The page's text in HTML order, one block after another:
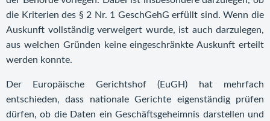
die Kriterien des § 2 Nr. 1 GeschGehG erfüllt sind. Wenn die
Auskunft vollständig verweigert wurde, ist auch darzulegen,
aus welchen Gründen keine eingeschränkte Auskunft erteilt
werden konnte.
Der Europäische Gerichtshof (EuGH) hat mehrfach
entschieden, dass nationale Gerichte eigenständig prüfen
dürfen, ob die Daten ein Geschäftsgeheimnis darstellen und